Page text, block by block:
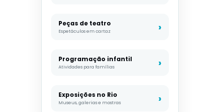
Peças de teatro
Espetáculos em cartaz
Programação infantil
Atividades para famílias
Exposições no Rio
Museus, galerias e mostras